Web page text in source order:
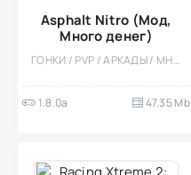
Asphalt Nitro (Мод,
Много денег)
ГОНКИ / PVP / АРКАДЫ / МНОГОПОЛЬЗОВАТЕЛЬСКАЯ / СОРЕВНОВАТЕЛЬНАЯ / 3D / ОДНОПОЛЬЗОВАТЕЛЬСКИЕ / РЕАЛИЗМ / ОФЛАЙН / МОД
1.8.0a 47.35 Mb